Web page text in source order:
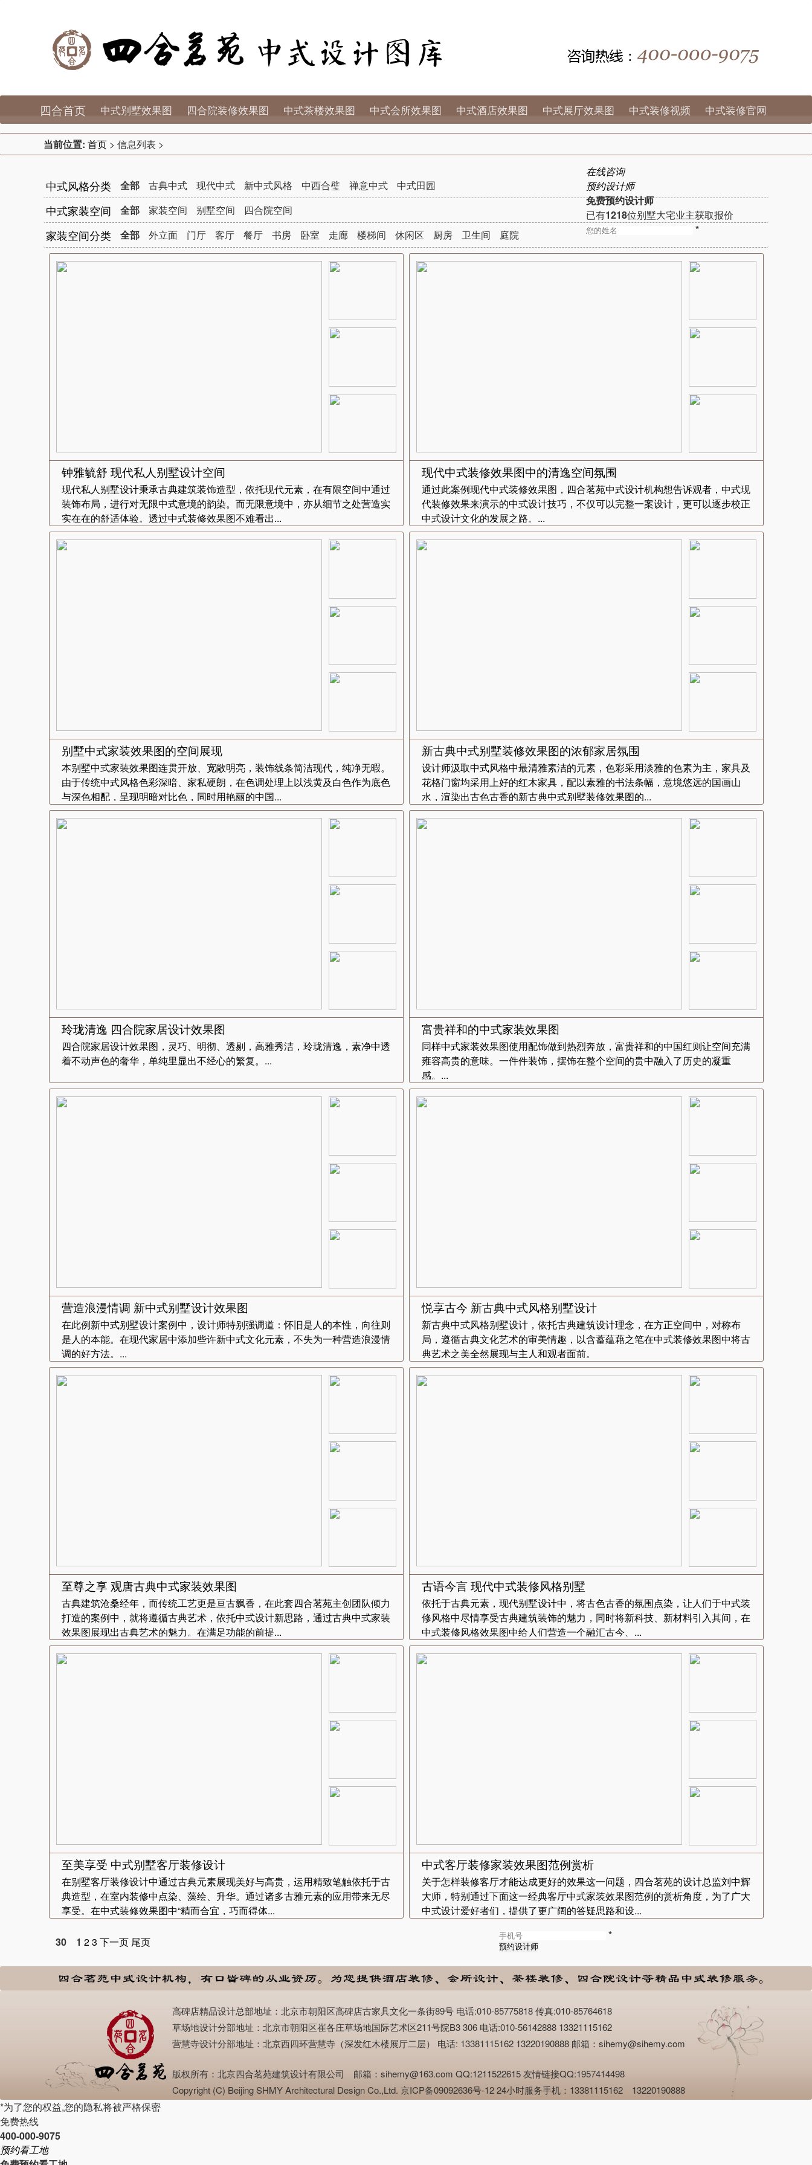
四合首页 中式别墅效果图 四合院装修效果图 中式茶楼效果图 中式会所效果图 中式酒店效果图 中式展厅效果图 中式装修视频 中式装修官网
当前位置: 首页 > 信息列表 >
中式风格分类 全部 古典中式 现代中式 新中式风格 中西合璧 禅意中式 中式田园
中式家装空间 全部 家装空间 别墅空间 四合院空间
家装空间分类 全部 外立面 门厅 客厅 餐厅 书房 卧室 走廊 楼梯间 休闲区 厨房 卫生间 庭院
钟雅毓舒 现代私人别墅设计空间
现代私人别墅设计秉承古典建筑装饰造型，依托现代元素，在有限空间中通过
装饰布局，进行对无限中式意境的韵染。而无限意境中，亦从细节之处营造实
实在在的舒适体验。透过中式装修效果图不难看出...
现代中式装修效果图中的清逸空间氛围
通过此案例现代中式装修效果图，四合茗苑中式设计机构想告诉观者，中式现
代装修效果来演示的中式设计技巧，不仅可以完整一案设计，更可以逐步校正
中式设计文化的发展之路。...
别墅中式家装效果图的空间展现
本别墅中式家装效果图连贯开放、宽敞明亮，装饰线条简洁现代，纯净无暇。
由于传统中式风格色彩深暗、家私硬朗，在色调处理上以浅黄及白色作为底色
与深色相配，呈现明暗对比色，同时用艳丽的中国...
新古典中式别墅装修效果图的浓郁家居氛围
设计师汲取中式风格中最清雅素洁的元素，色彩采用淡雅的色素为主，家具及
花格门窗均采用上好的红木家具，配以素雅的书法条幅，意境悠远的国画山
水，渲染出古色古香的新古典中式别墅装修效果图的...
玲珑清逸 四合院家居设计效果图
四合院家居设计效果图，灵巧、明彻、透剔，高雅秀洁，玲珑清逸，素净中透
着不动声色的奢华，单纯里显出不经心的繁复。...
富贵祥和的中式家装效果图
同样中式家装效果图使用配饰做到热烈奔放，富贵祥和的中国红则让空间充满
雍容高贵的意味。一件件装饰，摆饰在整个空间的贵中融入了历史的凝重
感。...
营造浪漫情调 新中式别墅设计效果图
在此例新中式别墅设计案例中，设计师特别强调道：怀旧是人的本性，向往则
是人的本能。在现代家居中添加些许新中式文化元素，不失为一种营造浪漫情
调的好方法。...
悦享古今 新古典中式风格别墅设计
新古典中式风格别墅设计，依托古典建筑设计理念，在方正空间中，对称布
局，遵循古典文化艺术的审美情趣，以含蓄蕴藉之笔在中式装修效果图中将古
典艺术之美全然展现与主人和观者面前。
...
至尊之享 观唐古典中式家装效果图
古典建筑沧桑经年，而传统工艺更是亘古飘香，在此套四合茗苑主创团队倾力
打造的案例中，就将遵循古典艺术，依托中式设计新思路，通过古典中式家装
效果图展现出古典艺术的魅力。在满足功能的前提...
古语今言 现代中式装修风格别墅
依托于古典元素，现代别墅设计中，将古色古香的氛围点染，让人们于中式装
修风格中尽情享受古典建筑装饰的魅力，同时将新科技、新材料引入其间，在
中式装修风格效果图中给人们营造一个融汇古今、...
至美享受 中式别墅客厅装修设计
在别墅客厅装修设计中通过古典元素展现美好与高贵，运用精致笔触依托于古
典造型，在室内装修中点染、藻绘、升华。通过诸多古雅元素的应用带来无尽
享受。在中式装修效果图中“精而合宜，巧而得体...
中式客厅装修家装效果图范例赏析
关于怎样装修客厅才能达成更好的效果这一问题，四合茗苑的设计总监刘中辉
大师，特别通过下面这一经典客厅中式家装效果图范例的赏析角度，为了广大
中式设计爱好者们，提供了更广阔的答疑思路和设...
30 1 23 下一页 尾页
高碑店精品设计总部地址：北京市朝阳区高碑店古家具文化一条街89号 电话:010-85775818 传真:010-85764618
草场地设计分部地址：北京市朝阳区崔各庄草场地国际艺术区211号院B3 306 电话:010-56142888 13321115162
营慧寺设计分部地址：北京西四环营慧寺（深发红木楼展厅二层） 电话: 13381115162 13220190888 邮箱：sihemy@sihemy.com
版权所有：北京四合茗苑建筑设计有限公司 邮箱：sihemy@163.com QQ:1211522615 友情链接QQ:1957414498
Copyright (C) Beijing SHMY Architectural Design Co.,Ltd. 京ICP备09092636号-12 24小时服务手机：13381115162 13220190888
在线咨询
预约设计师
免费预约设计师
已有1218位别墅大宅业主获取报价
*
*
*为了您的权益,您的隐私将被严格保密
免费热线
400-000-9075
预约看工地